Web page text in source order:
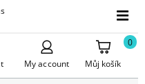
My account Můj košík
0